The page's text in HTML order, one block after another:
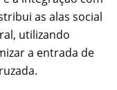
as alas social
utilizando
a entrada de